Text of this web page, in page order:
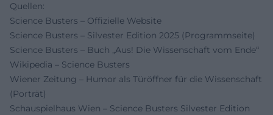
Quellen:
Science Busters – Offizielle Website
Science Busters – Silvester Edition 2025 (Programmseite)
Science Busters – Buch „Aus! Die Wissenschaft vom Ende“
Wikipedia – Science Busters
Wiener Zeitung – Humor als Türöffner für die Wissenschaft
(Porträt)
Schauspielhaus Wien – Science Busters Silvester Edition